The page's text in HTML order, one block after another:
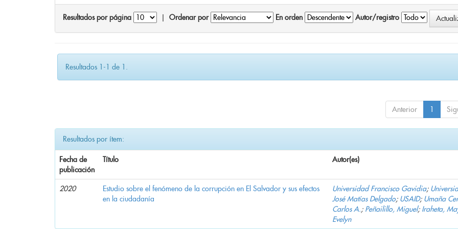
Resultados por página Ordenar por En orden Autor/registro
Resultados 1-1 de 1.
Anterior 1
Resultados por ítem:
Fecha de
publicación
Título Autor(es)
2020
Estudio sobre el fenómeno de la corrupción en El Salvador y sus efectos
en la ciudadanía
Universidad Francisco Gavidia;
José Matías Delgado; USAID; Umaña
Carlos A.; Peñailillo, Miguel; Iraheta,
Evelyn